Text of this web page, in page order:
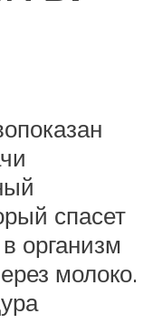
спасет
организм
молоко.